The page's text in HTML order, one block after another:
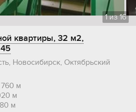
1из16
квартиры, 32 м2,
Новосибирск, Октябрьский
760 м
м
м